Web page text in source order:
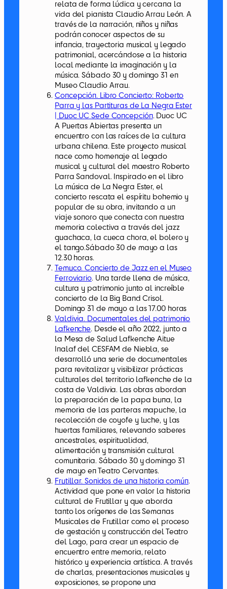
relata de forma lúdica y cercana la
vida del pianista Claudio Arrau León. A
través de la narración, niños y niñas
podrán conocer aspectos de su
infancia, trayectoria musical y legado
patrimonial, acercándose a la historia
local mediante la imaginación y la
música. Sábado 30 y domingo 31 en
Museo Claudio Arrau.
Concepción. Libro Concierto: Roberto
Parra y las Partituras de La Negra Ester
| Duoc UC Sede Concepción. Duoc UC
A Puertas Abiertas presenta un
encuentro con las raíces de la cultura
urbana chilena. Este proyecto musical
nace como homenaje al legado
musical y cultural del maestro Roberto
Parra Sandoval. Inspirado en el libro
La música de La Negra Ester, el
concierto rescata el espíritu bohemio y
popular de su obra, invitando a un
viaje sonoro que conecta con nuestra
memoria colectiva a través del jazz
guachaca, la cueca chora, el bolero y
el tango.Sábado 30 de mayo a las
12.30 horas.
Temuco. Concierto de Jazz en el Museo
Ferroviario. Una tarde llena de música,
cultura y patrimonio junto al increíble
concierto de la Big Band Crisol.
Domingo 31 de mayo a las 17.00 horas
Valdivia. Documentales del patrimonio
Lafkenche. Desde el año 2022, junto a
la Mesa de Salud Lafkenche Aitue
Inalaf del CESFAM de Niebla, se
desarrolló una serie de documentales
para revitalizar y visibilizar prácticas
culturales del territorio lafkenche de la
costa de Valdivia. Las obras abordan
la preparación de la papa buna, la
memoria de las parteras mapuche, la
recolección de coyofe y luche, y las
huertas familiares, relevando saberes
ancestrales, espiritualidad,
alimentación y transmisión cultural
comunitaria. Sábado 30 y domingo 31
de mayo en Teatro Cervantes.
Frutillar. Sonidos de una historia común.
Actividad que pone en valor la historia
cultural de Frutillar y que aborda
tanto los orígenes de las Semanas
Musicales de Frutillar como el proceso
de gestación y construcción del Teatro
del Lago, para crear un espacio de
encuentro entre memoria, relato
histórico y experiencia artística. A través
de charlas, presentaciones musicales y
exposiciones, se propone una